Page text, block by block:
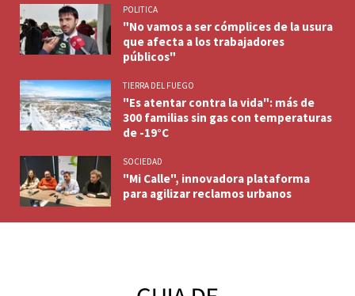
POLITICA
"No vamos a ser cómplices de la usura
que afecta a los trabajadores
públicos"
TIERRA DEL FUEGO
"Es atentar contra la vida": más de
300 familias sin gas con temperaturas
de -19°C
SOCIEDAD
"Mi Calle", innovadora plataforma
para agilizar reclamos urbanos